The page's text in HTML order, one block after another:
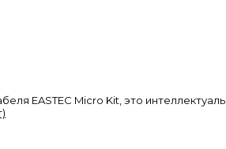
EASTEC Micro Kit, это интеллектуаль..